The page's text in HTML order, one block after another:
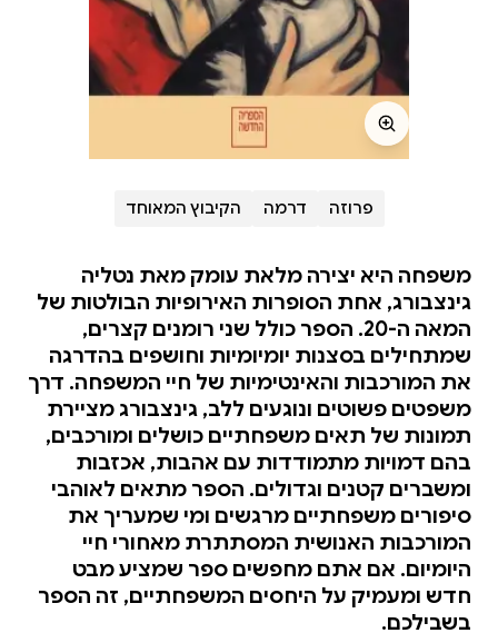
פרוזה דרמה הקיבוץ המאוחד
משפחה היא יצירה מלאת עומק מאת נטליה
גינצבורג, אחת הסופרות האירופיות הבולטות של
המאה ה-20. הספר כולל שני רומנים קצרים,
שמתחילים בסצנות יומיומיות וחושפים בהדרגה
את המורכבות והאינטימיות של חיי המשפחה. דרך
משפטים פשוטים ונוגעים ללב, גינצבורג מציירת
תמונות של תאים משפחתיים כושלים ומורכבים,
בהם דמויות מתמודדות עם אהבות, אכזבות
ומשברים קטנים וגדולים. הספר מתאים לאוהבי
סיפורים משפחתיים מרגשים ומי שמעריך את
המורכבות האנושית המסתתרת מאחורי חיי
היומיום. אם אתם מחפשים ספר שמציע מבט
חדש ומעמיק על היחסים המשפחתיים, זה הספר
בשבילכם.